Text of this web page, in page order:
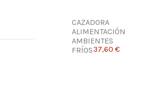
CAZADORA
ALIMENTACIÓN
AMBIENTES
FRÍOS37,60 €